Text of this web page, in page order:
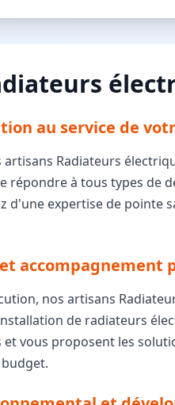
au service de
artisans Radiateurs
répondre à tous types de
d'une expertise de pointe
accompagnement
nos artisans
de radiateurs
et vous proposent les